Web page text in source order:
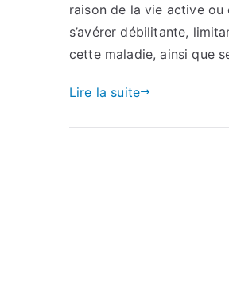
raison de la vie active
s’avérer débilitante,
cette maladie, ainsi que
Lire la suite